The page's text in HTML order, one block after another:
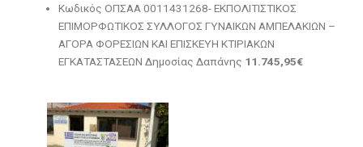
Κωδικός ΟΠΣΑΑ 0011431268- ΕΚΠΟΛΙΤΙΣΤΙΚΟΣ
ΕΠΙΜΟΡΦΩΤΙΚΟΣ ΣΥΛΛΟΓΟΣ ΓΥΝΑΙΚΩΝ ΑΜΠΕΛΑΚΙΩΝ –
ΑΓΟΡΑ ΦΟΡΕΣΙΩΝ ΚΑΙ ΕΠΙΣΚΕΥΗ ΚΤΙΡΙΑΚΩΝ
ΕΓΚΑΤΑΣΤΑΣΕΩΝ Δημοσίας Δαπάνης 11.745,95€